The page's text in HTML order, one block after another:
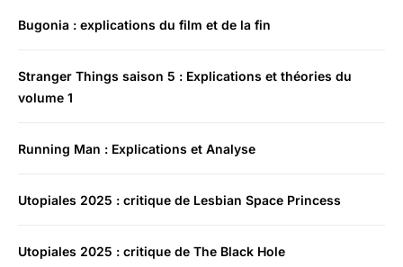
Bugonia : explications du film et de la fin
Stranger Things saison 5 : Explications et théories du
volume 1
Running Man : Explications et Analyse
Utopiales 2025 : critique de Lesbian Space Princess
Utopiales 2025 : critique de The Black Hole